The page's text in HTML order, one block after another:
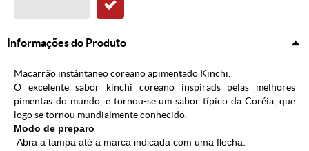
Informações do Produto
Macarrão instântaneo coreano apimentado Kinchi.
O excelente sabor kinchi coreano inspirads pelas melhores
pimentas do mundo, e tornou-se um sabor típico da Coréia, que
logo se tornou mundialmente conhecido.
Modo de preparo
Abra a tampa até a marca indicada com uma flecha.